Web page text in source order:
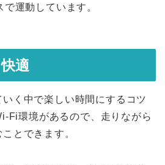
運動しています。
適
く中で楽しい時間にするコツ
Fi環境があるので、走りながら
とできます。